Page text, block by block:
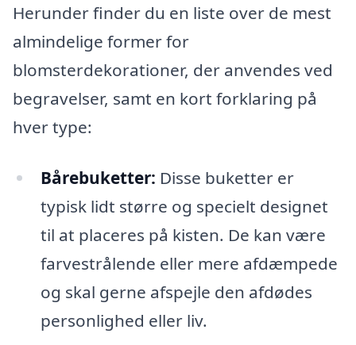
Herunder finder du en liste over de mest
almindelige former for
blomsterdekorationer, der anvendes ved
begravelser, samt en kort forklaring på
hver type:
Bårebuketter: Disse buketter er
typisk lidt større og specielt designet
til at placeres på kisten. De kan være
farvestrålende eller mere afdæmpede
og skal gerne afspejle den afdødes
personlighed eller liv.